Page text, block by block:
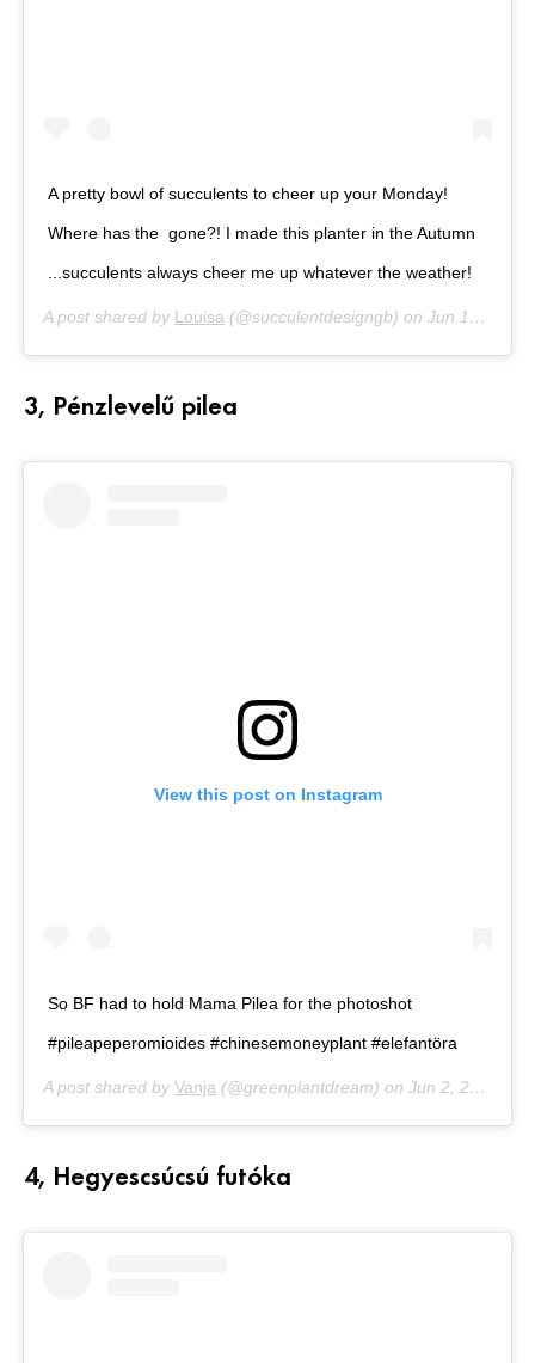
A pretty bowl of succulents to cheer up your Monday!
Where has the ️ gone?! I made this planter in the Autumn
...succulents always cheer me up whatever the weather!
A post shared by Louisa (@succulentdesigngb) on Jun 10, 2019 at 1:32am PDT
3, Pénzlevelű pilea
View this post on Instagram
So BF had to hold Mama Pilea for the photoshot
#pileapeperomioides #chinesemoneyplant #elefantöra
A post shared by Vanja (@greenplantdream) on Jun 2, 2019 at 10:33am PDT
4, Hegyescsúcsú futóka